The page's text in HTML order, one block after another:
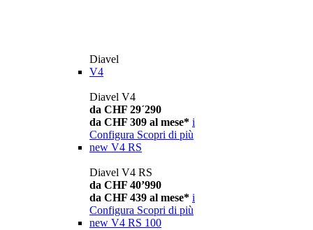
Diavel
V4
Diavel V4
da CHF 29´290
da CHF 309 al mese* i
Configura Scopri di più
new V4 RS
Diavel V4 RS
da CHF 40’990
da CHF 439 al mese* i
Configura Scopri di più
new V4 RS 100